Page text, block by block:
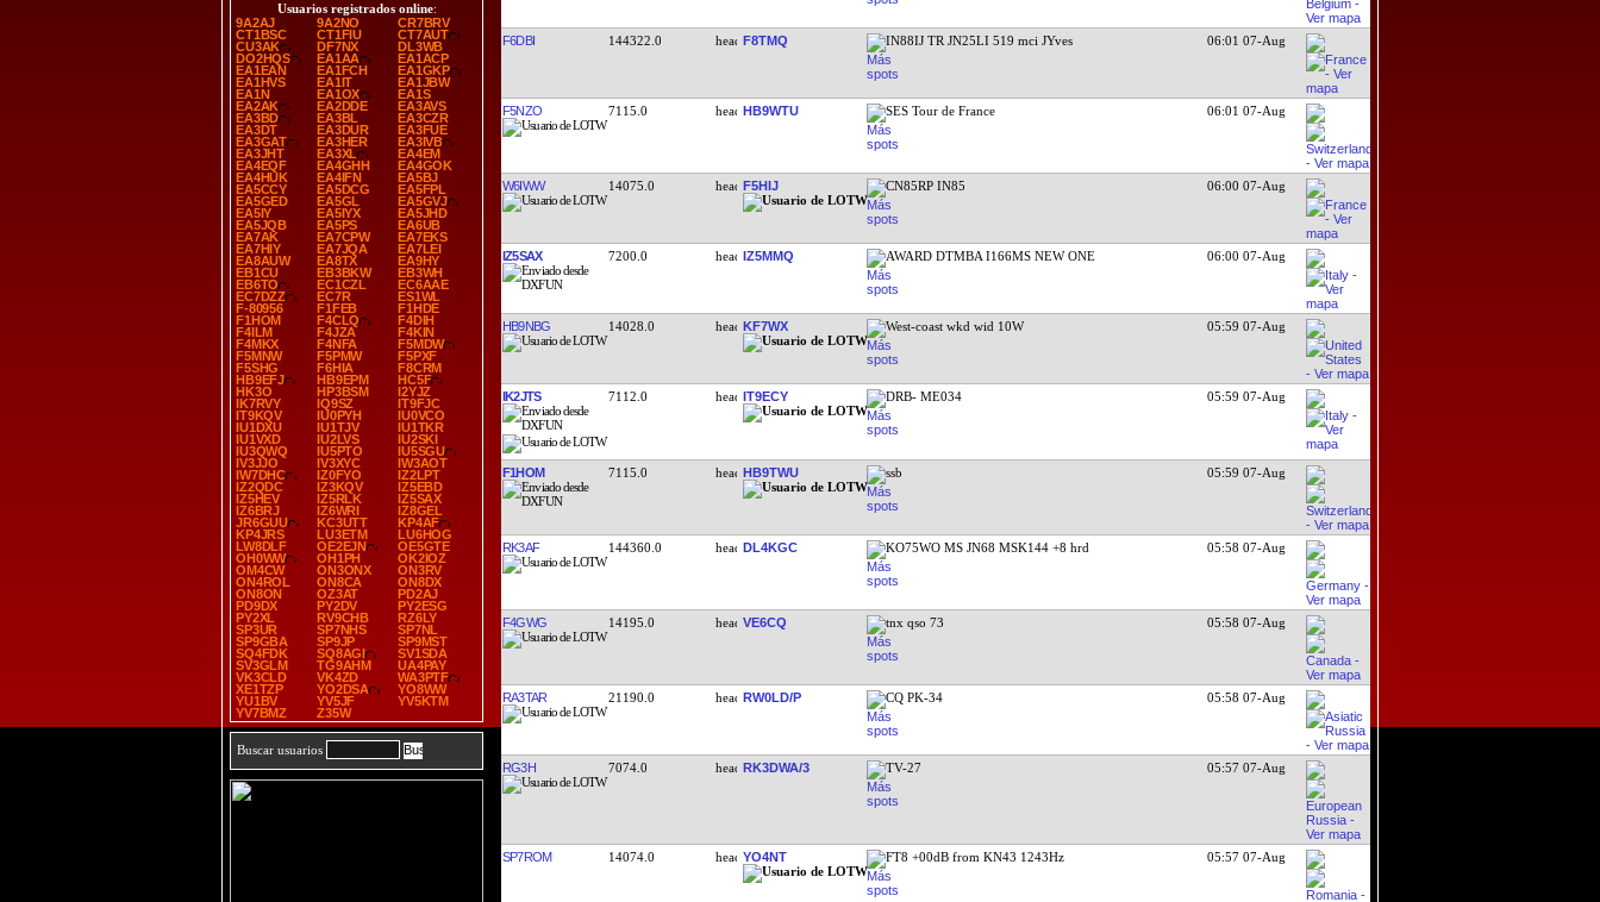
Usuarios registrados online:
9A2AJ
9A2NO
CR7BRV
CT1BSC
CT1FIU
CT7AUT
CU3AK
DF7NX
DL3WB
DO2HQS
EA1AA
EA1ACP
EA1EAN
EA1FCH
EA1GKP
EA1HVS
EA1IT
EA1JBW
EA1N
EA1OX
EA1S
EA2AK
EA2DDE
EA3AVS
EA3BD
EA3BL
EA3CZR
EA3DT
EA3DUR
EA3FUE
EA3GAT
EA3HER
EA3IVB
EA3JHT
EA3XL
EA4EM
EA4EQF
EA4GHH
EA4GOK
EA4HUK
EA4IFN
EA5BJ
EA5CCY
EA5DCG
EA5FPL
EA5GED
EA5GL
EA5GVJ
EA5IY
EA5IYX
EA5JHD
EA5JQB
EA5PS
EA6UB
EA7AK
EA7CPW
EA7EKS
EA7HIY
EA7JQA
EA7LEI
EA8AUW
EA8TX
EA9HY
EB1CU
EB3BKW
EB3WH
EB6TO
EC1CZL
EC6AAE
EC7DZZ
EC7R
ES1WL
F-80956
F1FEB
F1HDE
F1HOM
F4CLQ
F4DIH
F4ILM
F4JZA
F4KIN
F4MKX
F4NFA
F5MDW
F5MNW
F5PMW
F5PXF
F5SHG
F6HIA
F8CRM
HB9EFJ
HB9EPM
HC5F
HK3O
HP3BSM
I2YJZ
IK7RVY
IQ9SZ
IT9FJC
IT9KQV
IU0PYH
IU0VCO
IU1DXU
IU1TJV
IU1TKR
IU1VXD
IU2LVS
IU2SKI
IU3QWQ
IU5PTO
IU5SGU
IV3JJO
IV3XYC
IW3AOT
IW7DHC
IZ0FYO
IZ2LPT
IZ2QDC
IZ3KQV
IZ5EBD
IZ5HEV
IZ5RLK
IZ5SAX
IZ6BRJ
IZ6WRI
IZ8GEL
JR6GUU
KC3UTT
KP4AF
KP4JRS
LU3ETM
LU6HOG
LW8DLF
OE2EJN
OE5GTE
OH0WW
OH1PH
OK2IOZ
OM4CW
ON3ONX
ON3RV
ON4ROL
ON8CA
ON8DX
ON8ON
OZ3AT
PD2AJ
PD9DX
PY2DV
PY2ESG
PY2XL
RV9CHB
RZ6LY
SP3UR
SP7NHS
SP7NL
SP9GBA
SP9JP
SP9MST
SQ4FDK
SQ8AGI
SV1SDA
SV3GLM
TG9AHM
UA4PAY
VK3CLD
VK4ZD
WA3PTF
XE1TZP
YO2DSA
YO8WW
YU1BV
YV5JF
YV5KTM
YV7BMZ
Z35W
Buscar usuarios
F6DBI 144322.0 F8TMQ IN88IJ TR JN25LI 519 mci JYves 06:01 07-Aug
F5NZO 7115.0 HB9WTU SES Tour de France 06:01 07-Aug
W6IWW 14075.0 F5HIJ CN85RP IN85 06:00 07-Aug
IZ5SAX 7200.0 IZ5MMQ AWARD DTMBA I166MS NEW ONE 06:00 07-Aug
HB9NBG 14028.0 KF7WX West-coast wkd wid 10W 05:59 07-Aug
IK2JTS 7112.0 IT9ECY DRB- ME034 05:59 07-Aug
F1HOM 7115.0 HB9TWU ssb 05:59 07-Aug
RK3AF 144360.0 DL4KGC KO75WO MS JN68 MSK144 +8 hrd 05:58 07-Aug
F4GWG 14195.0 VE6CQ tnx qso 73 05:58 07-Aug
RA3TAR 21190.0 RW0LD/P CQ PK-34 05:58 07-Aug
RG3H 7074.0 RK3DWA/3 TV-27 05:57 07-Aug
SP7ROM 14074.0 YO4NT FT8 +00dB from KN43 1243Hz 05:57 07-Aug